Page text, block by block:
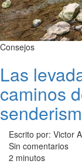
Consejos
Las
caminos
Escrito por: Victor
Sin comentarios
2 minutos